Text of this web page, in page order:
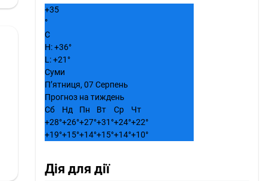
+35
°
C
H:+36°
L:+21°
Суми
П’ятниця, 07 Серпень
Прогноз на тиждень
Сб
Нд Пн Вт Ср
Чт
+28°+26°+27°+31°+24°+22°
+19°+15°+14°+15°+14°+10°
Дія для дії